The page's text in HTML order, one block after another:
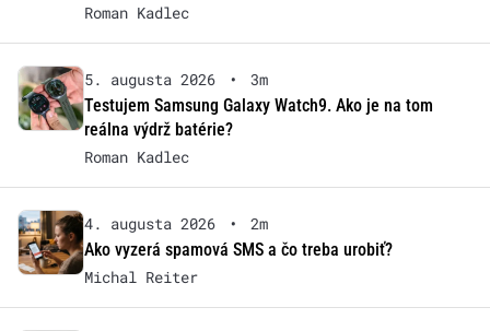
Roman Kadlec
5. augusta 2026 •
3m
Testujem Samsung Galaxy Watch9. Ako je na tom
reálna výdrž batérie?
Roman Kadlec
4. augusta 2026 •
2m
Ako vyzerá spamová SMS a čo treba urobiť?
Michal Reiter